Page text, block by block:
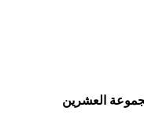
العشرين